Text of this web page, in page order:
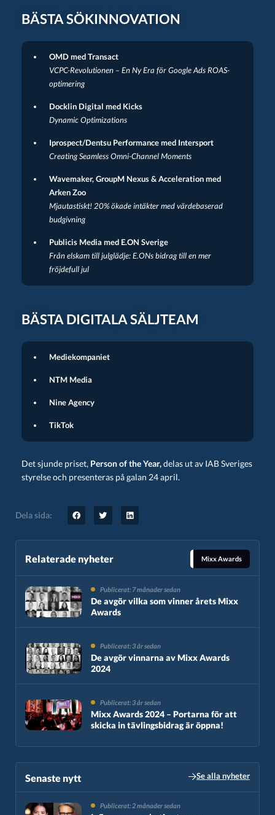
BÄSTA SÖKINNOVATION
OMD med Transact
VCPC-Revolutionen – En Ny Era för Google Ads ROAS-
optimering
Docklin Digital med Kicks
Dynamic Optimizations
Iprospect/Dentsu Performance med Intersport
Creating Seamless Omni-Channel Moments
Wavemaker, GroupM Nexus & Acceleration med
Arken Zoo
Mjautastiskt! 20% ökade intäkter med värdebaserad
budgivning
Publicis Media med E.ON Sverige
Från elskam till julglädje: E.ONs bidrag till en mer
fröjdefull jul
BÄSTA DIGITALA SÄLJTEAM
Mediekompaniet
NTM Media
Nine Agency
TikTok
Det sjunde priset, Person of the Year,delas ut av IAB Sveriges
styrelse och presenteras på galan 24 april.
Dela sida:
Relaterade nyheter Mixx Awards
Publicerat: 7 månader sedan
De avgör vilka som vinner årets Mixx
Awards
Publicerat: 3 år sedan
De avgör vinnarna av Mixx Awards
2024
Publicerat: 3 år sedan
Mixx Awards 2024 – Portarna för att
skicka in tävlingsbidrag är öppna!
Senaste nytt​ Se alla nyheter
Publicerat: 2 månader sedan